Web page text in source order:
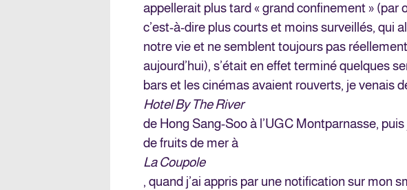
appellerait plus tard « grand confinement » (par
c’est-à-dire plus courts et moins surveillés, qui
notre vie et ne semblent toujours pas
aujourd’hui), s’était en effet terminé quelques
bars et les cinémas avaient rouverts, je venais
Hotel By The River
de Hong Sang-Soo à l’UGC Montparnasse,
de fruits de mer à
La Coupole
, quand j’ai appris par une notification sur mon